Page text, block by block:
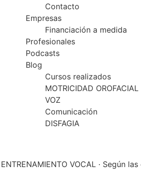
Contacto
Empresas
Financiación a medida
Profesionales
Podcasts
Blog
Cursos realizados
MOTRICIDAD OROFACIAL
VOZ
Comunicación
DISFAGIA
VOCAL · Según